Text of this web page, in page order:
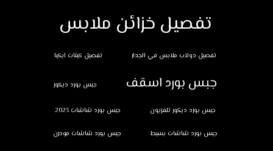
تفصيل خزائن ملابس
تفصيل دولاب ملابس في الجدار تفصيل كبتات ايكيا
جبس بورد اسقف جبس بورد ديكور
جبس بورد ديكور تلفزيون جبس بورد شاشات 2023
جبس بورد شاشات بسيط جبس بورد شاشات مودرن